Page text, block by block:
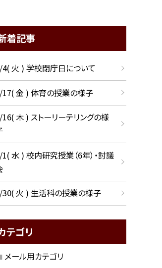
着記事
火 ) 学校閉庁日について
17( 金 ) 体育の授業の様子
木 ) ストーリーテリングの様
水 ) 校内研究授業（6年）・討議
30( 火 ) 生活科の授業の様子
テゴリ
メール用カテゴリ